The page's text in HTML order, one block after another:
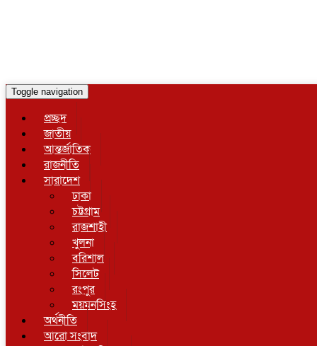
Toggle navigation
প্রচ্ছদ
জাতীয়
আন্তর্জাতিক
রাজনীতি
সারাদেশ
ঢাকা
চট্টগ্রাম
রাজশাহী
খুলনা
বরিশাল
সিলেট
রংপুর
ময়মনসিংহ
অর্থনীতি
আরো সংবাদ